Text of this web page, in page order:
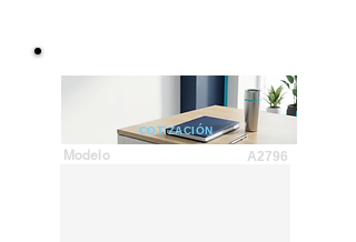
COTIZACIÓN
Modelo A2796